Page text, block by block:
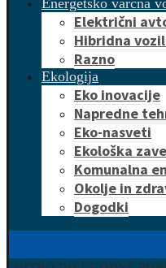
Energetsko varčna
Električni
Hibridna
Razno
Ekologija
Eko inovacije
Napredne
Eko-nasveti
Ekološka
Komunalna
Okolje in
Dogodki